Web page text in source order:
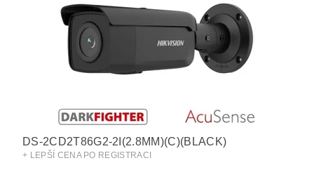
DS-2CD2T86G2-2I(2.8MM)(C)(BLACK)
+ LEPŠÍ CENA PO REGISTRACI